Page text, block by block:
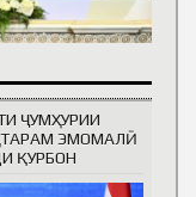
ҶУМҲУРИИ
ЭМОМАЛӢ
ҚУРБОН